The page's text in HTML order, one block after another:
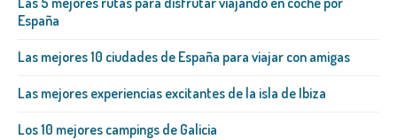
España
Las mejores 10 ciudades de España para viajar con amigas
Las mejores experiencias excitantes de la isla de Ibiza
Los 10 mejores campings de Galicia